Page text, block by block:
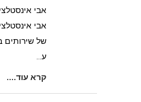
אבי
אבי
של שירותים
ע...
קרא עוד....